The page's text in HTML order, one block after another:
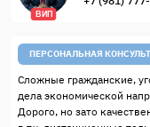
ВИП
ПЕРСОНАЛЬНАЯ
Сложные гражданские,
дела экономической
Дорого, но зато